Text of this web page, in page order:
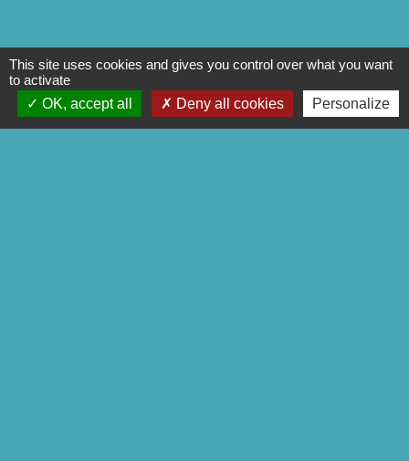
Contact
Commune de Séglien
This site uses cookies and gives you control over what you want
to activate
OK, accept all
Deny all cookies Personalize